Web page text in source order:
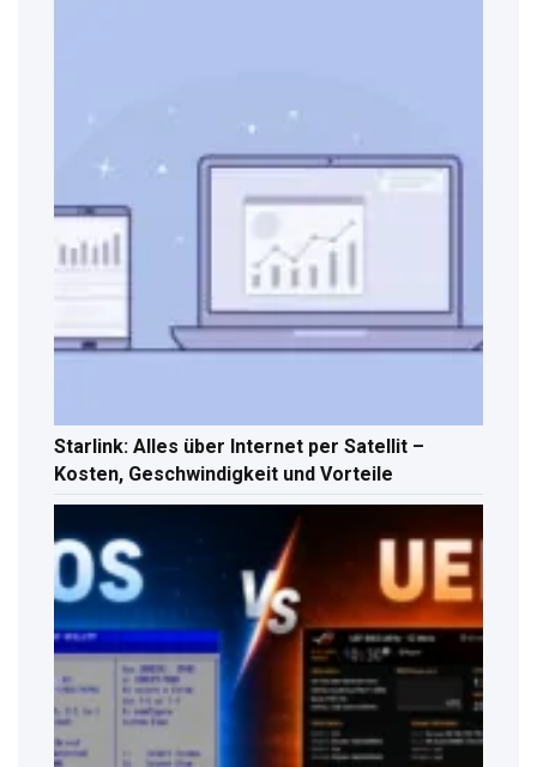
Starlink: Alles über Internet per Satellit –
Kosten, Geschwindigkeit und Vorteile